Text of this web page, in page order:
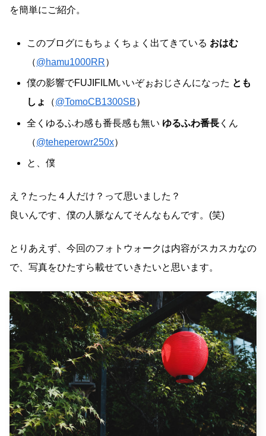
を簡単にご紹介。
このブログにもちょくちょく出てきている おはむ
（@hamu1000RR）
僕の影響でFUJIFILMいいぞぉおじさんになった とも
しょ
（@TomoCB1300SB）
全くゆるふわ感も番長感も無い ゆるふわ番長 くん
（@teheperowr250x）
と、僕
え？たった４人だけ？って思いました？
良いんです、僕の人脈なんてそんなもんです。(笑)
とりあえず、今回のフォトウォークは内容がスカスカなの
で、写真をひたすら載せていきたいと思います。